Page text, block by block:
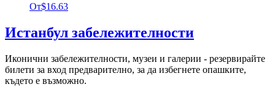
От$16.63
Истанбул забележителности
Иконични забележителности, музеи и галерии - резервирайте
билети за вход предварително, за да избегнете опашките,
където е възможно.